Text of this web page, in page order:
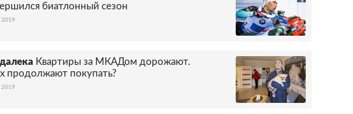
биатлонный сезон
2019
Квартиры за МКАДом дорожают.
продолжают покупать?
2019